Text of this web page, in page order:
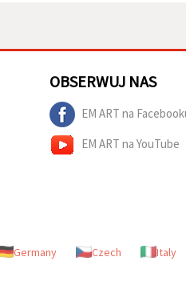
OBSERWUJ NAS
EM ART na
EM ART na YouTube
Germany Czech Italy